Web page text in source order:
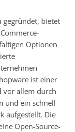
gegründet, bietet
Optionen
ist einer
vor allem durch
und ein schnell
aufgestellt. Die
Open-Source-